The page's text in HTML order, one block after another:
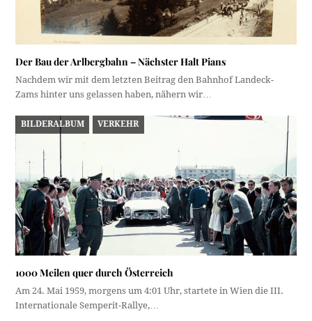
Der Bau der Arlbergbahn – Nächster Halt Pians
Nachdem wir mit dem letzten Beitrag den Bahnhof Landeck-
Zams hinter uns gelassen haben, nähern wir…
BILDERALBUM VERKEHR
1000 Meilen quer durch Österreich
Am 24. Mai 1959, morgens um 4:01 Uhr, startete in Wien die III.
Internationale Semperit-Rallye,…